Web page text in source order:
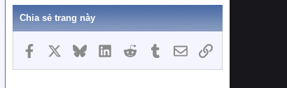
Chia sẻ trang này
Facebook BlueskyLinkedInReddit TumblrEmailLink